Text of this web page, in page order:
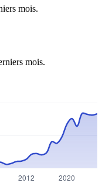
mois.
mois.